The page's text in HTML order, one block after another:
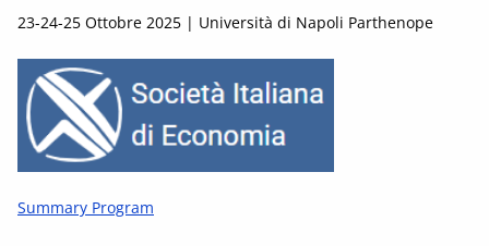
23-24-25 Ottobre 2025 | Università di Napoli Parthenope
Summary Program